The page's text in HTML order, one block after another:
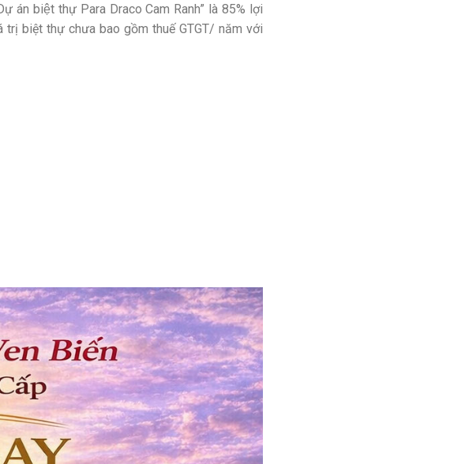
án biệt thự Para Draco Cam Ranh” là 85% lợi
biệt thự chưa bao gồm thuế GTGT/ năm với